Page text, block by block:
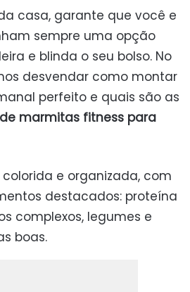
casa, garante que você e
sempre uma opção
e blinda o seu bolso. No
desvendar como montar
perfeito e quais são as
marmitas fitness para